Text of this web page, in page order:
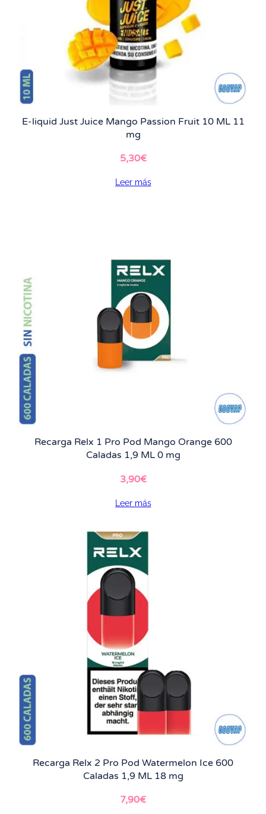
E-liquid Just Juice Mango Passion Fruit 10 ML 11
mg
5,30€
Leer más
Recarga Relx 1 Pro Pod Mango Orange 600
Caladas 1,9 ML 0 mg
3,90€
Leer más
Recarga Relx 2 Pro Pod Watermelon Ice 600
Caladas 1,9 ML 18 mg
7,90€